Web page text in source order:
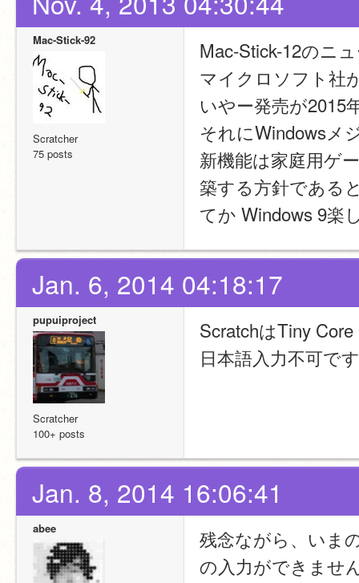
Mac-Stick-92
Scratcher
75 posts
Mac-Stick-12のニ
マイクロソフト社
いやー発売が2015
それにWindowsメ
新機能は家庭用ゲ
築する方針である
てか Windows 9楽
Jan. 6, 2014 04:18:17
pupuiproject
Scratcher
100+ posts
ScratchはTiny
日本語入力不可で
Jan. 8, 2014 16:06:41
abee
残念ながら、いま
の入力ができませ